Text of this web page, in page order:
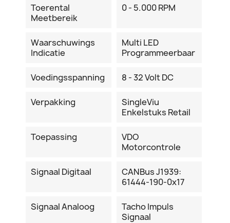
Toerental
Meetbereik
0 - 5.000 RPM
Waarschuwings
Indicatie
Multi LED
Programmeerbaar
Voedingsspanning 8 - 32 Volt DC
Verpakking
SingleViu
Enkelstuks Retail
Toepassing
VDO
Motorcontrole
Signaal Digitaal
CANBus J1939:
61444-190-0x17
Signaal Analoog
Tacho Impuls
Signaal